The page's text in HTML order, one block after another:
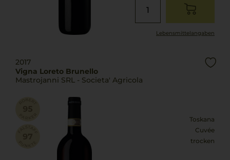
Lebensmittel­angaben
2017
Vigna Loreto Brunello
Mastrojanni SRL - Societa' Agricola
Toskana
Cuvée
trocken